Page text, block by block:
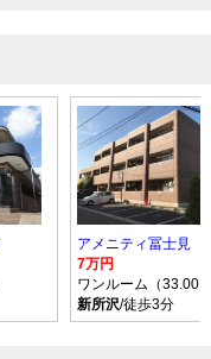
アメニティ冨士見
7万円
ワンルーム（33.00
新所沢/徒歩3分